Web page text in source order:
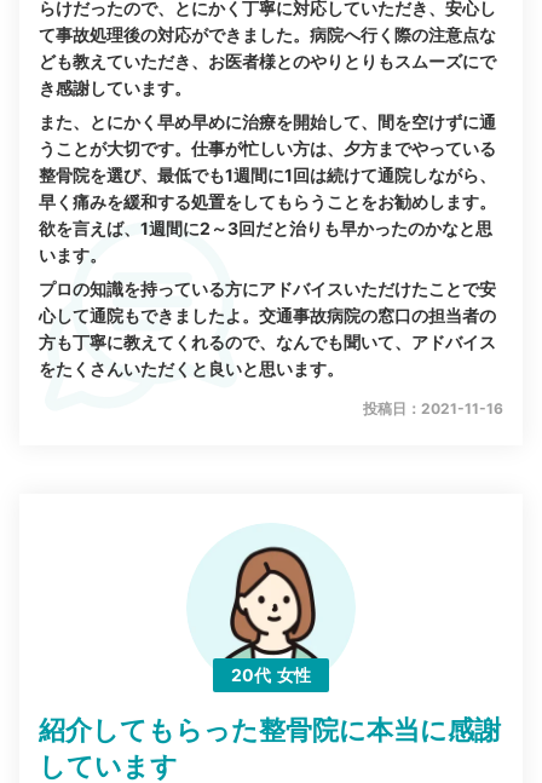
らけだったので、とにかく丁寧に対応していただき、安心し
て事故処理後の対応ができました。病院へ行く際の注意点な
ども教えていただき、お医者様とのやりとりもスムーズにで
き感謝しています。
また、とにかく早め早めに治療を開始して、間を空けずに通
うことが大切です。仕事が忙しい方は、夕方までやっている
整骨院を選び、最低でも1週間に1回は続けて通院しながら、
早く痛みを緩和する処置をしてもらうことをお勧めします。
欲を言えば、1週間に2～3回だと治りも早かったのかなと思
います。
プロの知識を持っている方にアドバイスいただけたことで安
心して通院もできましたよ。交通事故病院の窓口の担当者の
方も丁寧に教えてくれるので、なんでも聞いて、アドバイス
をたくさんいただくと良いと思います。
投稿日：2021-11-16
20代 女性
紹介してもらった整骨院に本当に感謝
しています